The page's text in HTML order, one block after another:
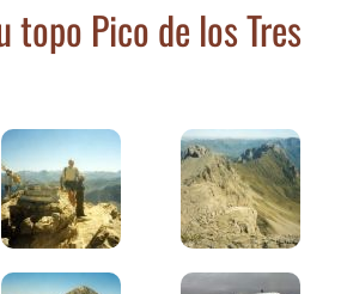
topo Pico de los Tres